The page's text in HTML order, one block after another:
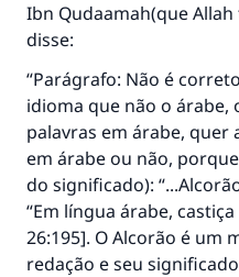
Ibn Qudaamah(que
disse:
“Parágrafo: Não é
idioma que não o
palavras em árabe, quer
em árabe ou não,
do significado):
“Em língua árabe, castiça
26:195]. O Alcorão é um
redação e seu